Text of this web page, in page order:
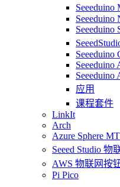
Seeeduino
Seeeduino
Seeeduino
Seeeduino
Seeeduino
应用
课程套件
LinkIt
Arch
Azure Sphere
Seeed Studio 物
AWS 物联网按
Pi Pico